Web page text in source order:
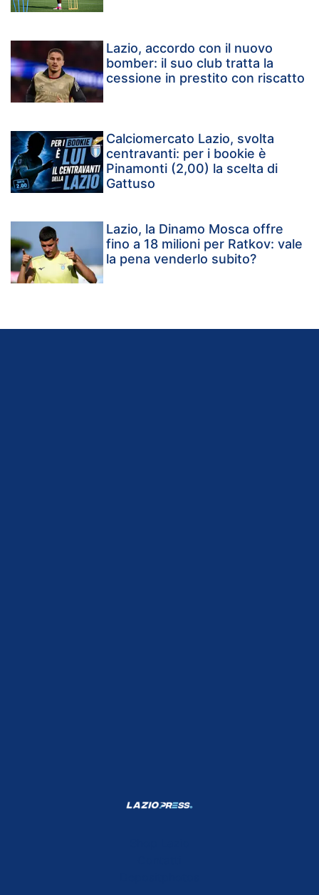
Lazio, accordo con il nuovo
bomber: il suo club tratta la
cessione in prestito con riscatto
Calciomercato Lazio, svolta
centravanti: per i bookie è
Pinamonti (2,00) la scelta di
Gattuso
Lazio, la Dinamo Mosca offre
fino a 18 milioni per Ratkov: vale
la pena venderlo subito?